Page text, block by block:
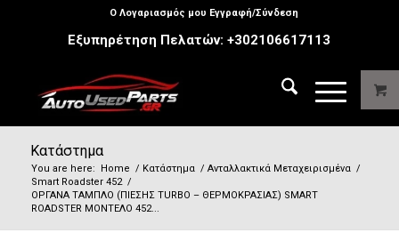
Ο Λογαριασμός μου Εγγραφή/Σύνδεση
Εξυπηρέτηση Πελατών:+302106617113
Κατάστημα
You are here: Home / Κατάστημα / Ανταλλακτικά Μεταχειρισμένα /
Smart Roadster 452 /
ΟΡΓΑΝΑ ΤΑΜΠΛΟ (ΠΙΕΣΗΣ TURBO – ΘΕΡΜΟΚΡΑΣΙΑΣ) SMART
ROADSTER MΟΝΤΕΛΟ 452...